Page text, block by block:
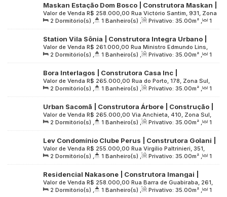
Maskan Estação Dom Bosco | Construtora Maskan |
Construção | 35 metros | 02 dormitórios | com
varanda | sem vaga
R$ 258.000,00
Valor de Venda
Rua Victório Santim, 931, Zona
Leste, 08290-001, Itaquera, São Paulo, São Paulo, Brasil
2 Dormitório(s) , 1 Banheiro(s) , Privativo: 35.00m² ,
1
Sala(s) , Útil: 35.00m² , Terreno: 995.00m²
Station Vila Sônia | Construtora Integra Urbano |
Construção | 35 metros | 02 dormitórios | com
varanda | sem vaga
R$ 261.000,00
Valor de Venda
Rua Ministro Edmundo Lins,
135, Zona Oeste, 05523-000, Ferreira, São Paulo, São Paulo,
Brasil
2 Dormitório(s) , 1 Banheiro(s) , Privativo: 35.00m² ,
1
Sala(s) , Útil: 35.00m² , Terreno: 2271.00m²
Bora Interlagos | Construtora Casa Inc |
Construção | 35 metros | 02 dormitórios | com
varanda | sem vaga
R$ 265.000,00
Valor de Venda
Rua do Porto, 178, Zona Sul,
04776-150, Socorro, São Paulo, São Paulo, Brasil
2 Dormitório(s) , 1 Banheiro(s) , Privativo: 35.00m² ,
1
Sala(s) , Útil: 35.00m² , Terreno: 1289.00m²
Urban Sacomã | Construtora Árbore | Construção |
35 metros | 02 dormitórios | com varanda | sem
vaga
R$ 265.000,00
Valor de Venda
Via Anchieta, 410, Zona Sul,
04246-003, Vila Vermelha, São Paulo, São Paulo, Brasil
2 Dormitório(s) , 1 Banheiro(s) , Privativo: 35.00m² ,
1
Sala(s) , Útil: 35.00m² , Terreno: 1870.00m²
Lev Condomínio Clube Perus | Construtora Golani |
35 metros | 02 dormitórios com varanda | sem
vaga
R$ 255.000,00
Valor de Venda
Rua Virgílio Paltrinieri, 351,
Zona Oeste, 05203-160, Vila Fanton, São Paulo, São Paulo,
Brasil
2 Dormitório(s) , 1 Banheiro(s) , Privativo: 35.00m² ,
1
Sala(s) , Útil: 35.00m² , Terreno: 1608.00m²
Residencial Nakasone | Construtora Imangai |
Construção | 35 metros | 02 dormitórios | com
varanda | sem vaga
R$ 258.000,00
Valor de Venda
Rua Barra de Guabiraba, 261,
Zona Leste, 08210-010, Itaquera, São Paulo, São Paulo,
2 Dormitório(s) , 1 Banheiro(s) , Privativo: 35.00m² ,
1